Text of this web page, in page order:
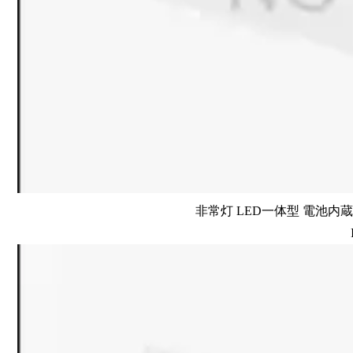
非常灯 LED一体型 電池内